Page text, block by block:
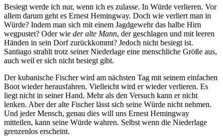
Besiegt werde ich nur, wenn ich es zulasse. In Würde verlieren. Vor
allem darum geht es Ernest Hemingway. Doch wie verliert man in
Würde? Indem man sich mit einem Jagdgewehr das halbe Hirn
wegpustet? Oderwie der alte Mann, der geschlagen und mit leeren
Händen in sein Dorf zurückkommt? Jedoch nicht besiegt ist.
Santiago strahlt trotz seiner Niederlage eine menschliche Größe aus,
auch weil er sich nicht besiegt gibt.
Der kubanische Fischer wird am nächsten Tag mit seinem einfachen
Boot wieder herausfahren. Vielleicht wird er wieder verlieren. Es
liegt nicht in seiner Hand. Mehr als den Versuch kann er nicht
lenken. Aber der alte Fischer lässt sich seine Würde nicht nehmen.
Und jeder Mensch, genau dies will uns Ernest Hemingway
mitteilen, kann seine Würde wahren. Selbst wenn die Niederlage
grenzenlos erscheint.